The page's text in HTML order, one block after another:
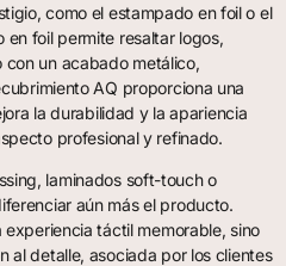
como el estampado en foil o el
en foil permite resaltar logos,
con un acabado metálico,
AQ proporciona una
la durabilidad y la apariencia
profesional y refinado.
laminados soft-touch o
aún más el producto.
experiencia táctil memorable, sino
al detalle, asociada por los clientes